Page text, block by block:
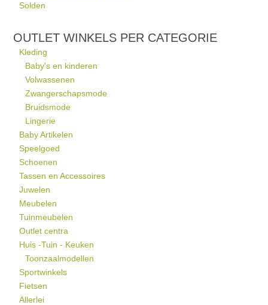
Solden
OUTLET WINKELS PER CATEGORIE
Kleding
Baby's en kinderen
Volwassenen
Zwangerschapsmode
Bruidsmode
Lingerie
Baby Artikelen
Speelgoed
Schoenen
Tassen en Accessoires
Juwelen
Meubelen
Tuinmeubelen
Outlet centra
Huis -Tuin - Keuken
Toonzaalmodellen
Sportwinkels
Fietsen
Allerlei